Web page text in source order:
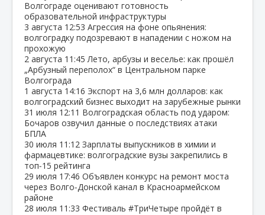
Волгограде оценивают готовность
образовательной инфраструктуры
3 августа 12:53 Агрессия на фоне опьянения:
волгоградку подозревают в нападении с ножом на
прохожую
2 августа 11:45 Лето, арбузы и веселье: как прошёл
„Арбузный переполох“ в Центральном парке
Волгограда
1 августа 14:16 Экспорт на 3,6 млн долларов: как
волгоградский бизнес выходит на зарубежные рынки
31 июля 12:11 Волгоградская область под ударом:
Бочаров озвучил данные о последствиях атаки
БПЛА
30 июля 11:12 Зарплаты выпускников в химии и
фармацевтике: волгоградские вузы закрепились в
топ‑15 рейтинга
29 июля 17:46 Объявлен конкурс на ремонт моста
через Волго‑Донской канал в Красноармейском
районе
28 июля 11:33 Фестиваль #ТриЧетыре пройдёт в